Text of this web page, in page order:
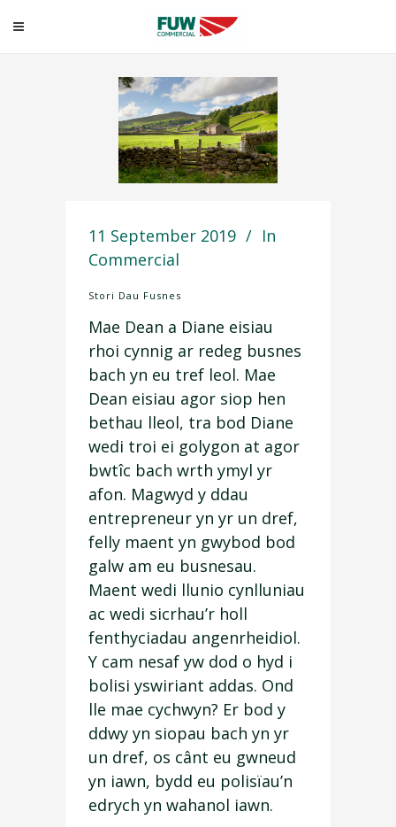
Stori Dau Fusnes
11 September 2019
In
Commercial
Stori Dau Fusnes
Mae Dean a Diane eisiau
rhoi cynnig ar redeg busnes
bach yn eu tref leol. Mae
Dean eisiau agor siop hen
bethau lleol, tra bod Diane
wedi troi ei golygon at agor
bwtîc bach wrth ymyl yr
afon. Magwyd y ddau
entrepreneur yn yr un dref,
felly maent yn gwybod bod
galw am eu busnesau.
Maent wedi llunio cynlluniau
ac wedi sicrhau’r holl
fenthyciadau angenrheidiol.
Y cam nesaf yw dod o hyd i
bolisi yswiriant addas. Ond
lle mae cychwyn? Er bod y
ddwy yn siopau bach yn yr
un dref, os cânt eu gwneud
yn iawn, bydd eu polisïau’n
edrych yn wahanol iawn.